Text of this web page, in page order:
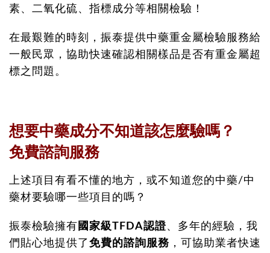
素、二氧化硫、指標成分等相關檢驗！
在最艱難的時刻，振泰提供中藥重金屬檢驗服務給
一般民眾，協助快速確認相關樣品是否有重金屬超
標之問題。
想要中藥成分不知道該怎麼驗嗎？
免費諮詢服務
上述項目有看不懂的地方，或不知道您的中藥/中
藥材要驗哪一些項目的嗎？
振泰檢驗擁有 國家級TFDA認證、多年的經驗，我
們貼心地提供了 免費的諮詢服務 ，可協助業者快速